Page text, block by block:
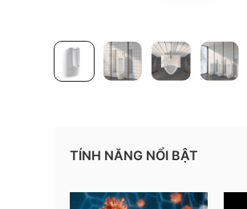
TÍNH NĂNG NỔI BẬT